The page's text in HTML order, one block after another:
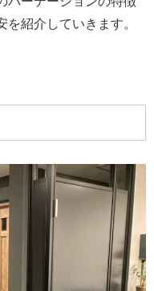
紹介していきます。